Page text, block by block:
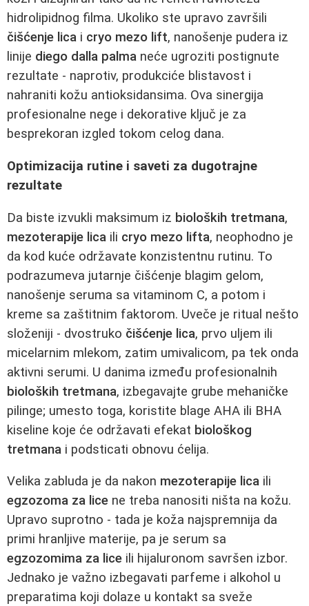
hidrolipidnog filma. Ukoliko ste upravo završili
čišćenje lica i cryo mezo lift, nanošenje pudera iz
linije diego dalla palma neće ugroziti postignute
rezultate - naprotiv, produkciće blistavost i
nahraniti kožu antioksidansima. Ova sinergija
profesionalne nege i dekorative ključ je za
besprekoran izgled tokom celog dana.
Optimizacija rutine i saveti za dugotrajne
rezultate
Da biste izvukli maksimum iz bioloških tretmana,
mezoterapije lica ili cryo mezo lifta, neophodno je
da kod kuće održavate konzistentnu rutinu. To
podrazumeva jutarnje čišćenje blagim gelom,
nanošenje seruma sa vitaminom C, a potom i
kreme sa zaštitnim faktorom. Uveče je ritual nešto
složeniji - dvostruko čišćenje lica, prvo uljem ili
micelarnim mlekom, zatim umivalicom, pa tek onda
aktivni serumi. U danima između profesionalnih
bioloških tretmana, izbegavajte grube mehaničke
pilinge; umesto toga, koristite blage AHA ili BHA
kiseline koje će održavati efekat biološkog
tretmana i podsticati obnovu ćelija.
Velika zabluda je da nakon mezoterapije lica ili
egzozoma za lice ne treba nanositi ništa na kožu.
Upravo suprotno - tada je koža najspremnija da
primi hranljive materije, pa je serum sa
egzozomima za lice ili hijaluronom savršen izbor.
Jednako je važno izbegavati parfeme i alkohol u
preparatima koji dolaze u kontakt sa sveže